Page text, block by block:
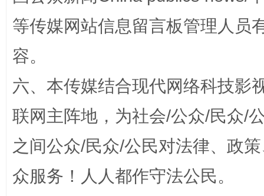
等传媒网站信息留言板管理人员
容。
六、本传媒结合现代网络科技影
联网主阵地，为社会/公众/民众/
之间公众/民众/公民对法律、政
众服务！人人都作守法公民。